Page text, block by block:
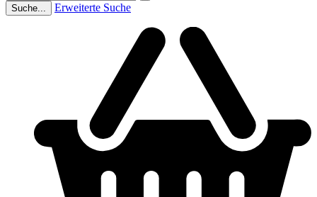
Suche... Erweiterte Suche